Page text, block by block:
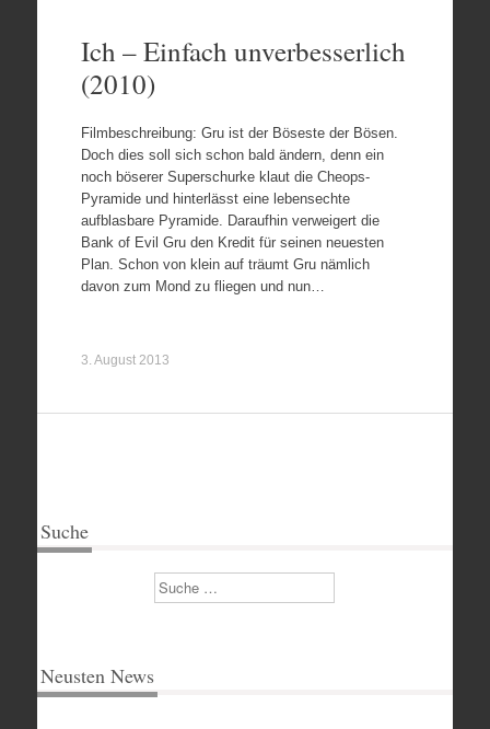
Ich – Einfach unverbesserlich
(2010)
Filmbeschreibung: Gru ist der Böseste der Bösen.
Doch dies soll sich schon bald ändern, denn ein
noch böserer Superschurke klaut die Cheops-
Pyramide und hinterlässt eine lebensechte
aufblasbare Pyramide. Daraufhin verweigert die
Bank of Evil Gru den Kredit für seinen neuesten
Plan. Schon von klein auf träumt Gru nämlich
davon zum Mond zu fliegen und nun…
3. August 2013
Suche
Suchen
Neusten News